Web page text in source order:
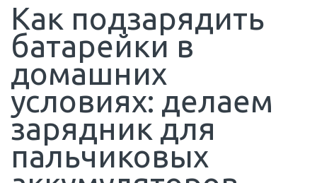
Как подзарядить
батарейки в
домашних
условиях: делаем
зарядник для
пальчиковых